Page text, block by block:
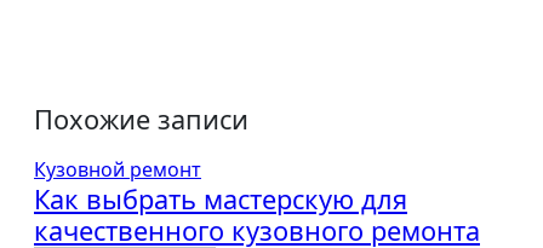
Похожие записи
Кузовной ремонт
Как выбрать мастерскую для
качественного кузовного ремонта